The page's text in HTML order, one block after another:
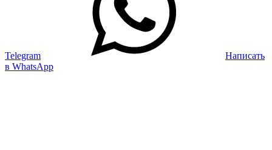
Telegram
Написать
в WhatsApp